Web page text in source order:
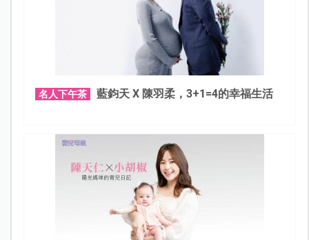
名人下午茶 藍鈞天 X 陳羽柔，3+1=4的幸福生活